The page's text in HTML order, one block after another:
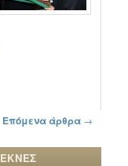
Επόμενα άρθρα →